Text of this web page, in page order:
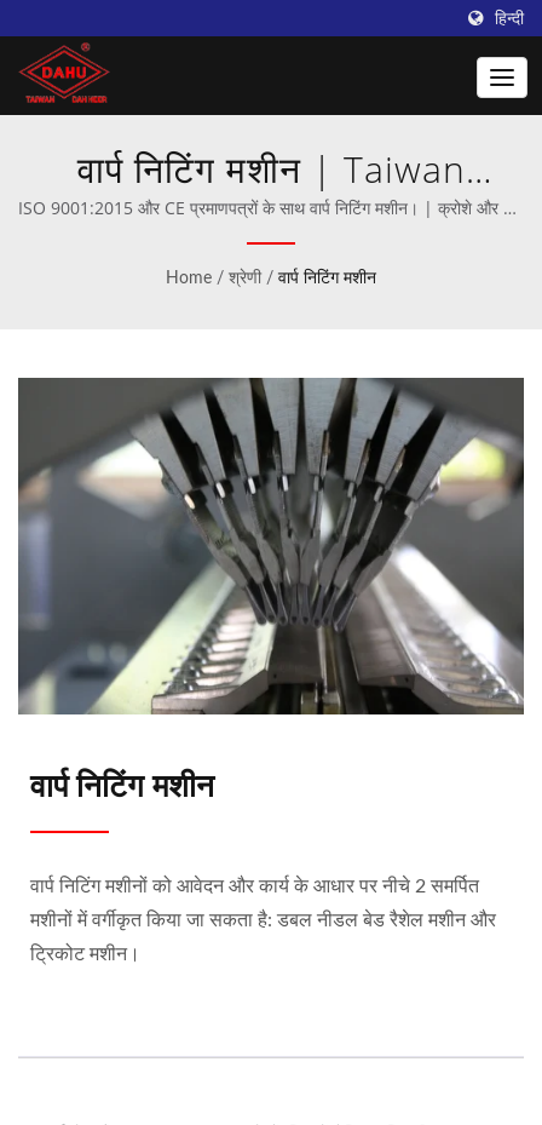
हिन्दी
वार्प निटिंग मशीन | Taiwan
DAHU: क्रोशे निटिंग मशीनों का
प्रमुख प्रदाता
ISO 9001:2015 और CE प्रमाणपत्रों के साथ वार्प निटिंग मशीन। | क्रोशे और वार्प
निटिंग मशीनरी के पेशेवर निर्माता।
Home / श्रेणी / वार्प निटिंग मशीन
वार्प निटिंग मशीन
वार्प निटिंग मशीनों को आवेदन और कार्य के आधार पर नीचे 2 समर्पित
मशीनों में वर्गीकृत किया जा सकता है: डबल नीडल बेड रैशेल मशीन और
ट्रिकोट मशीन।